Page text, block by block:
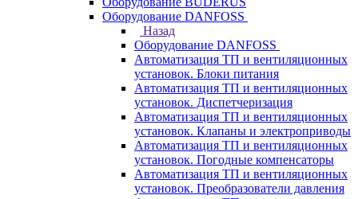
Оборудование DANFOSS
Назад
Оборудование DANFOSS
Автоматизация ТП и вентиляционных
установок. Блоки питания
Автоматизация ТП и вентиляционных
установок. Диспетчеризация
Автоматизация ТП и вентиляционных
установок. Клапаны и электроприводы
Автоматизация ТП и вентиляционных
установок. Погодные компенсаторы
Автоматизация ТП и вентиляционных
установок. Преобразователи давления